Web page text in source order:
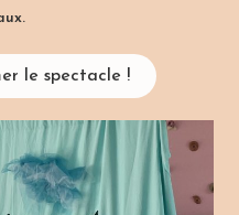
le spectacle !